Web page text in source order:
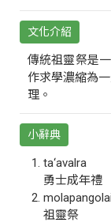
文化介紹
傳統祖靈祭是
作求學濃縮為
理。
小辭典
ta‘avalra
勇士成年禮
molapangolai
祖靈祭